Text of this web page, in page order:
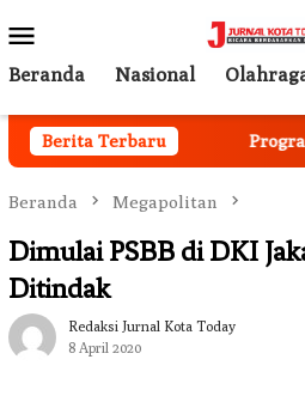
ke
kontenMobile
Beranda Nasional
Berita Terbaru
Mulai Berjalan Program
Beranda Megapolitan
Dimulai PSBB di DKI
Ditindak
Redaksi Jurnal Kota Today
8 April 2020